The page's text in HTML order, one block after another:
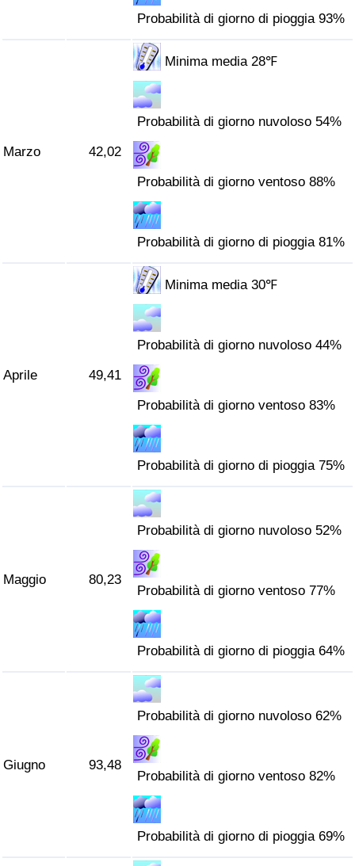
Probabilità di giorno di pioggia 93%
Marzo 42,02
Minima media 28℉
Probabilità di giorno nuvoloso 54%
Probabilità di giorno ventoso 88%
Probabilità di giorno di pioggia 81%
Aprile 49,41
Minima media 30℉
Probabilità di giorno nuvoloso 44%
Probabilità di giorno ventoso 83%
Probabilità di giorno di pioggia 75%
Maggio 80,23
Probabilità di giorno nuvoloso 52%
Probabilità di giorno ventoso 77%
Probabilità di giorno di pioggia 64%
Giugno 93,48
Probabilità di giorno nuvoloso 62%
Probabilità di giorno ventoso 82%
Probabilità di giorno di pioggia 69%